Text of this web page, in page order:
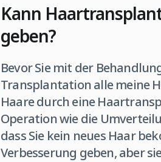
Kann
geben?
Bevor Sie mit der
Transplantation alle meine
Haare durch eine
Operation wie die
dass Sie kein neues Haar
Verbesserung geben, aber